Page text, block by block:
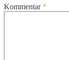
Kommentar *